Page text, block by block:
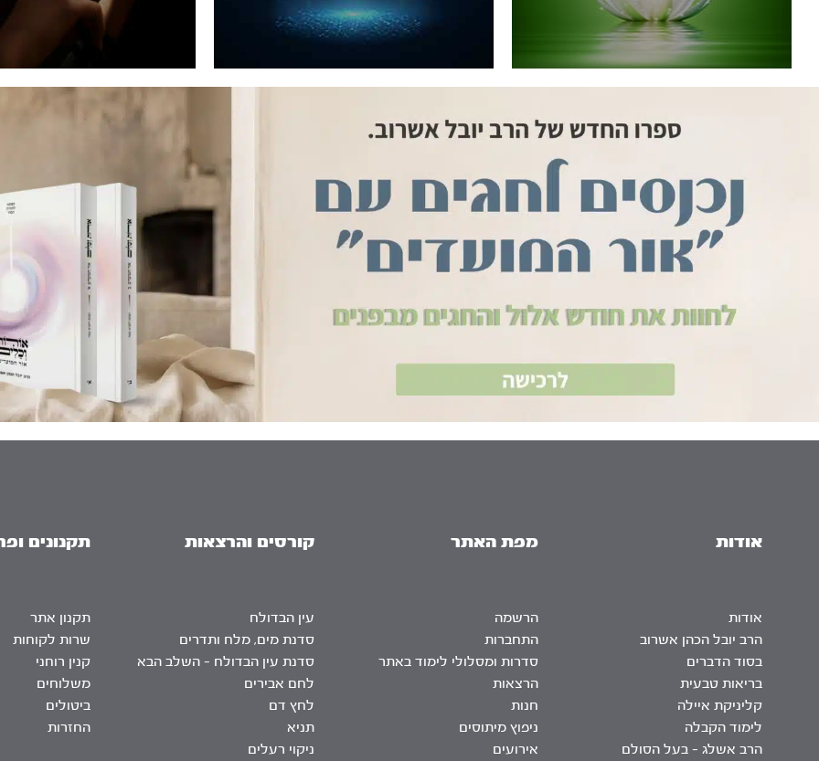
אודות
אודות
הרב יובל הכהן אשרוב
בסוד הדברים
בריאות טבעית
קליניקת איילה
לימוד הקבלה
הרב אשלג – בעל הסולם
מפת האתר
הרשמה
התחברות
סדרות ומסלולי לימוד באתר
הרצאות
חנות
ניפוץ מיתוסים
אירועים
קורסים והרצאות
עין הבדולח
סדנת מים, מלח ותדרים
סדנת עין הבדולח – השלב הבא
לחם אבירים
לחץ דם
תניא
ניקוי רעלים
תקנונים
תקנון אתר
שרות לקוחות
קנין רוחני
משלוחים
ביטולים
החזרות